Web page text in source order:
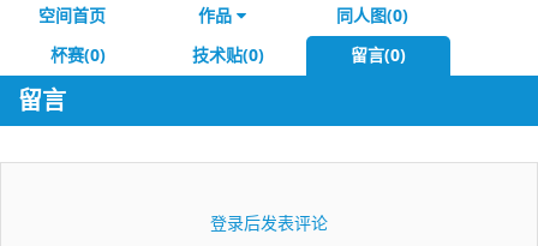
空间首页 作品
同人图(0)
杯赛(0)
技术贴(0) 留言(0)
留言
登录后发表评论